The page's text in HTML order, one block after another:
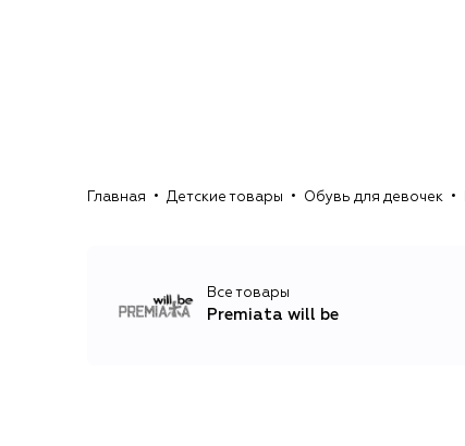
Главная Детские товары Обувь для девочек
Все товары
Premiata will be